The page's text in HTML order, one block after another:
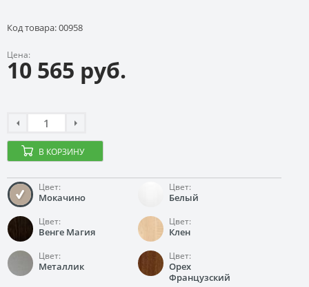
Код товара: 00958
Цена:
10 565 руб.
В КОРЗИНУ
Цвет:
Мокачино
Цвет:
Белый
Цвет:
Венге Магия
Цвет:
Клен
Цвет:
Металлик
Цвет:
Орех
Французский